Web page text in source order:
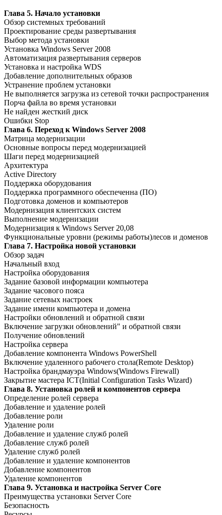
Глава 5. Начало установки
Обзор системных требований
Проектирование среды развертывания
Выбор метода установки
Установка Windows Server 2008
Автоматизация развертывания серверов
Установка и настройка WDS
Добавление дополнительных образов
Устранение проблем установки
Не выполняется загрузка из сетевой точки распространения
Порча файла во время установки
Не найден жесткий диск
Ошибки Stop
Глава 6. Переход к Windows Server 2008
Матрица модернизации
Основные вопросы перед модернизацией
Шаги перед модернизацией
Архитектура
Active Directory
Поддержка оборудования
Поддержка программного обеспеченна (ПО)
Подготовка доменов и компьютеров
Модернизация клиентских систем
Выполнение модернизации
Модернизация к Windows Server 20,08
Функциональные уровни (режимы работы)лесов и доменов
Глава 7. Настройка новой установки
Обзор задач
Начальный вход
Настройка оборудования
Задание базовой информации компьютера
Задание часового пояса
Задание сетевых настроек
Задание имени компьютера и домена
Настройки обновлений и обратной связи
Включение загрузки обновлений" и обратной связи
Получение обновлений
Настройка сервера
Добавление компонента Windows PowerShell
Включение удаленного рабочего стола(Remote Desktop)
Настройка брандмауэра Windows(Windows Firewall)
Закрытие мастера ICT(Initial Configuration Tasks Wizard)
Глава 8. Установка ролей и компонентов сервера
Определение ролей сервера
Добавление и удаление ролей
Добавление роли
Удаление роли
Добавление и удаление служб ролей
Добавление служб ролей
Удаление служб ролей
Добавление и удаление компонентов
Добавление компонентов
Удаление компонентов
Глава 9. Установка и настройка Server Core
Преимущества установки Server Core
Безопасность